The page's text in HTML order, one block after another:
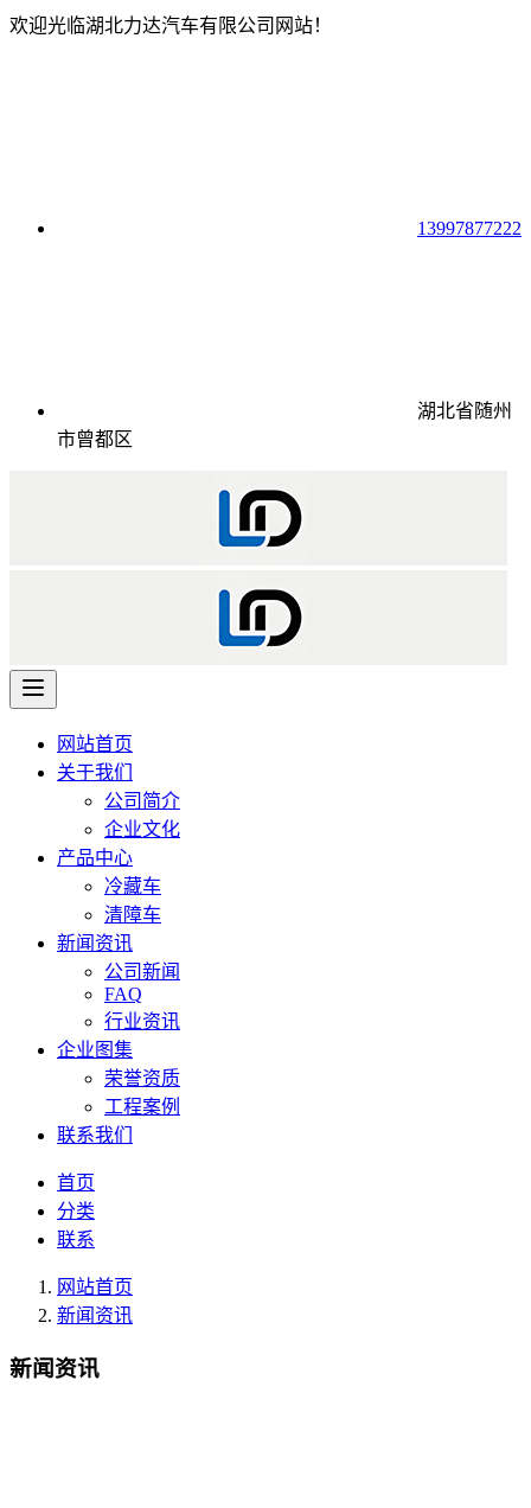
欢迎光临湖北力达汽车有限公司网站！
13997877222
湖北省随州
市曾都区
网站首页
关于我们
公司简介
企业文化
产品中心
冷藏车
清障车
新闻资讯
公司新闻
FAQ
行业资讯
企业图集
荣誉资质
工程案例
联系我们
首页
分类
联系
网站首页
新闻资讯
新闻资讯